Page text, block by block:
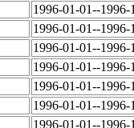
1996-01-01--
1996-01-01--
1996-01-01--
1996-01-01--
1996-01-01--
1996-01-01--
1996-01-01--